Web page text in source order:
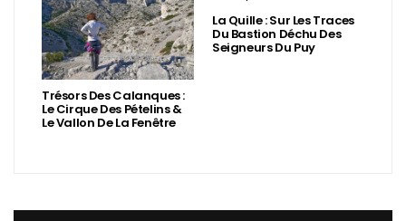
Trésors Des Calanques :
Le Cirque Des Pételins &
Le Vallon De La Fenêtre
La Quille : Sur Les Traces
Du Bastion Déchu Des
Seigneurs Du Puy